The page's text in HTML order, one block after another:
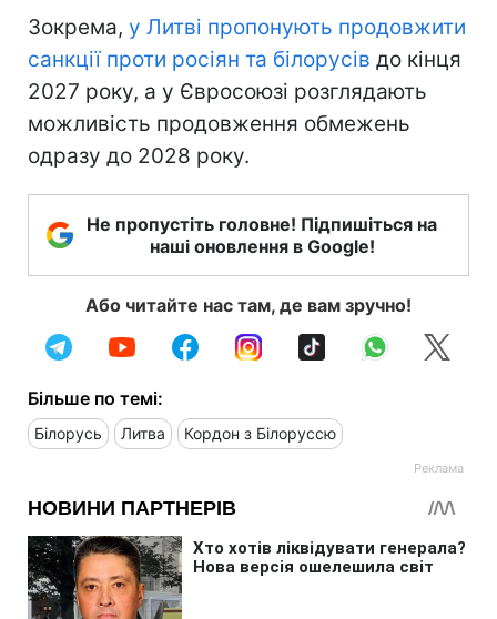
Зокрема, у Литві пропонують продовжити
санкції проти росіян та білорусів до кінця
2027 року, а у Євросоюзі розглядають
можливість продовження обмежень
одразу до 2028 року.
Не пропустіть головне! Підпишіться на
наші оновлення в Google!
Або читайте нас там, де вам зручно!
Більше по темі:
Білорусь Литва Кордон з Білоруссю